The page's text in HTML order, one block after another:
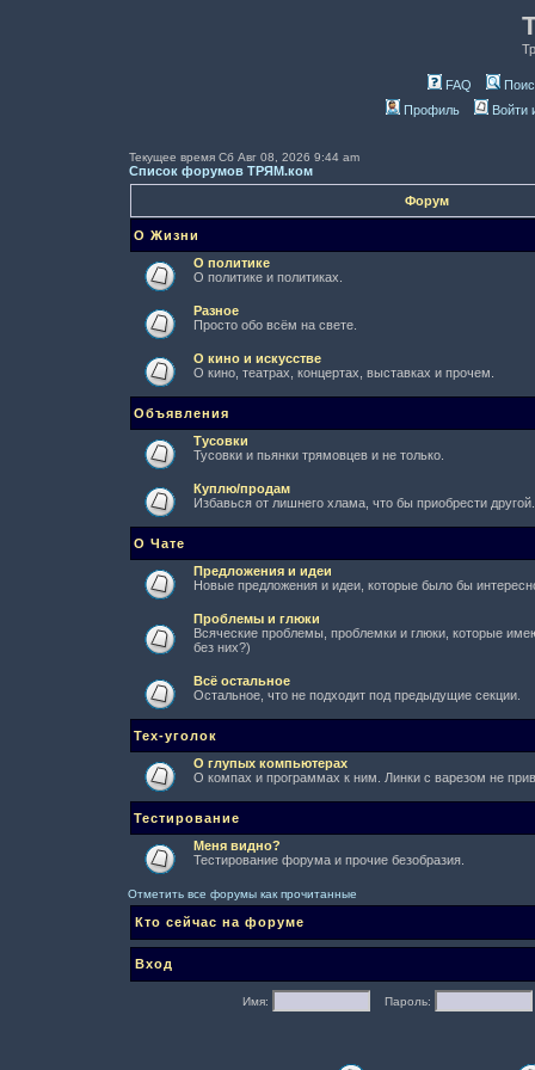
FAQ
Профиль
Войти
Текущее время Сб Авг 08, 2026 9:44 am
Список форумов ТРЯМ.ком
Форум
О Жизни
О политике
О политике и политиках.
Разное
Просто обо всём на свете.
О кино и искусстве
О кино, театрах, концертах, выставках и прочем.
Объявления
Тусовки
Тусовки и пьянки трямовцев и не только.
Куплю/продам
Избавься от лишнего хлама, что бы приобрести другой.
О Чате
Предложения и идеи
Новые предложения и идеи, которые было бы
Проблемы и глюки
Всяческие проблемы, проблемки и глюки, которые
без них?)
Всё остальное
Остальное, что не подходит под предыдущие секции.
Тех-уголок
О глупых компьютерах
О компах и программах к ним. Линки с варезом не
Тестирование
Меня видно?
Тестирование форума и прочие безобразия.
Отметить все форумы как прочитанные
Кто сейчас на форуме
Вход
Имя: Пароль: